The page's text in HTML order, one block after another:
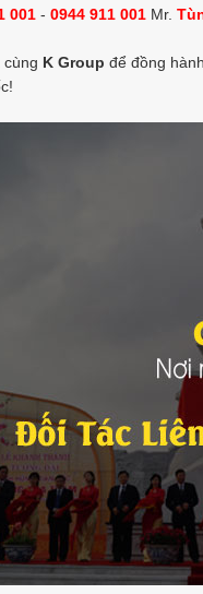
001 - 0944 911 001 Mr.
cùng K Group để đồng